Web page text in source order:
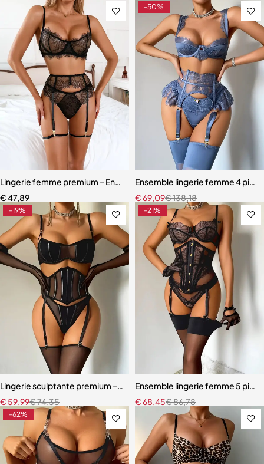
Lingerie femme premium – Ensemble romantique en dentelle fine
€47,89
-50%
Ensemble lingerie femme 4
€138,18
€69,09
-19%
Lingerie sculptante premium – Ensemble cinq pièces en maille ultra-
€74,35
€ 59,99
-21%
Ensemble lingerie femme 5
€86,78
€68,45
-62%